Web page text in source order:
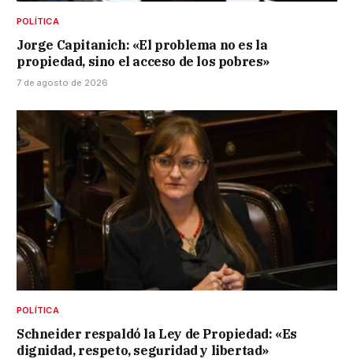
POLÍTICA
Jorge Capitanich: «El problema no es la
propiedad, sino el acceso de los pobres»
7 de agosto de 2026
POLÍTICA
Schneider respaldó la Ley de Propiedad: «Es
dignidad, respeto, seguridad y libertad»